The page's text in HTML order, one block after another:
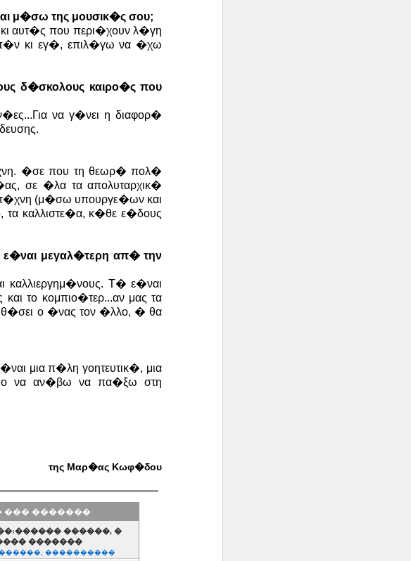
μ�σω της μουσικ�ς σου;
αυτ�ς που περι�χουν λ�γη
κι εγ�, επιλ�γω να �χω
δ�σκολους καιρο�ς που
να γ�νει η διαφορ�
�σε που τη θεωρ� πολ�
σε �λα τα απολυταρχικ�
(μ�σω υπουργε�ων και
τα καλλιστε�α, κ�θε ε�δους
μεγαλ�τερη απ� την
Τ� ε�ναι
το κομπιο�τερ...αν μας τα
ο �νας τον �λλο, � θα
μια π�λη γοητευτικ�, μια
να αν�βω να πα�ξω στη
της Μαρ�ας Κωφ�δου
��� �������
������, �
�������
����������